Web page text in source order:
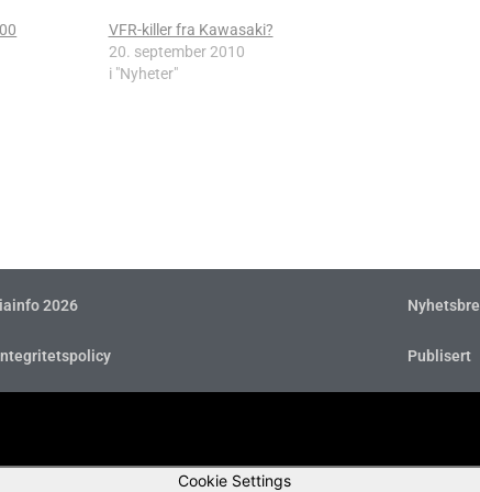
VFR-killer fra Kawasaki?
20. september 2010
i "Nyheter"
2026
Publisert
Cookie Settings